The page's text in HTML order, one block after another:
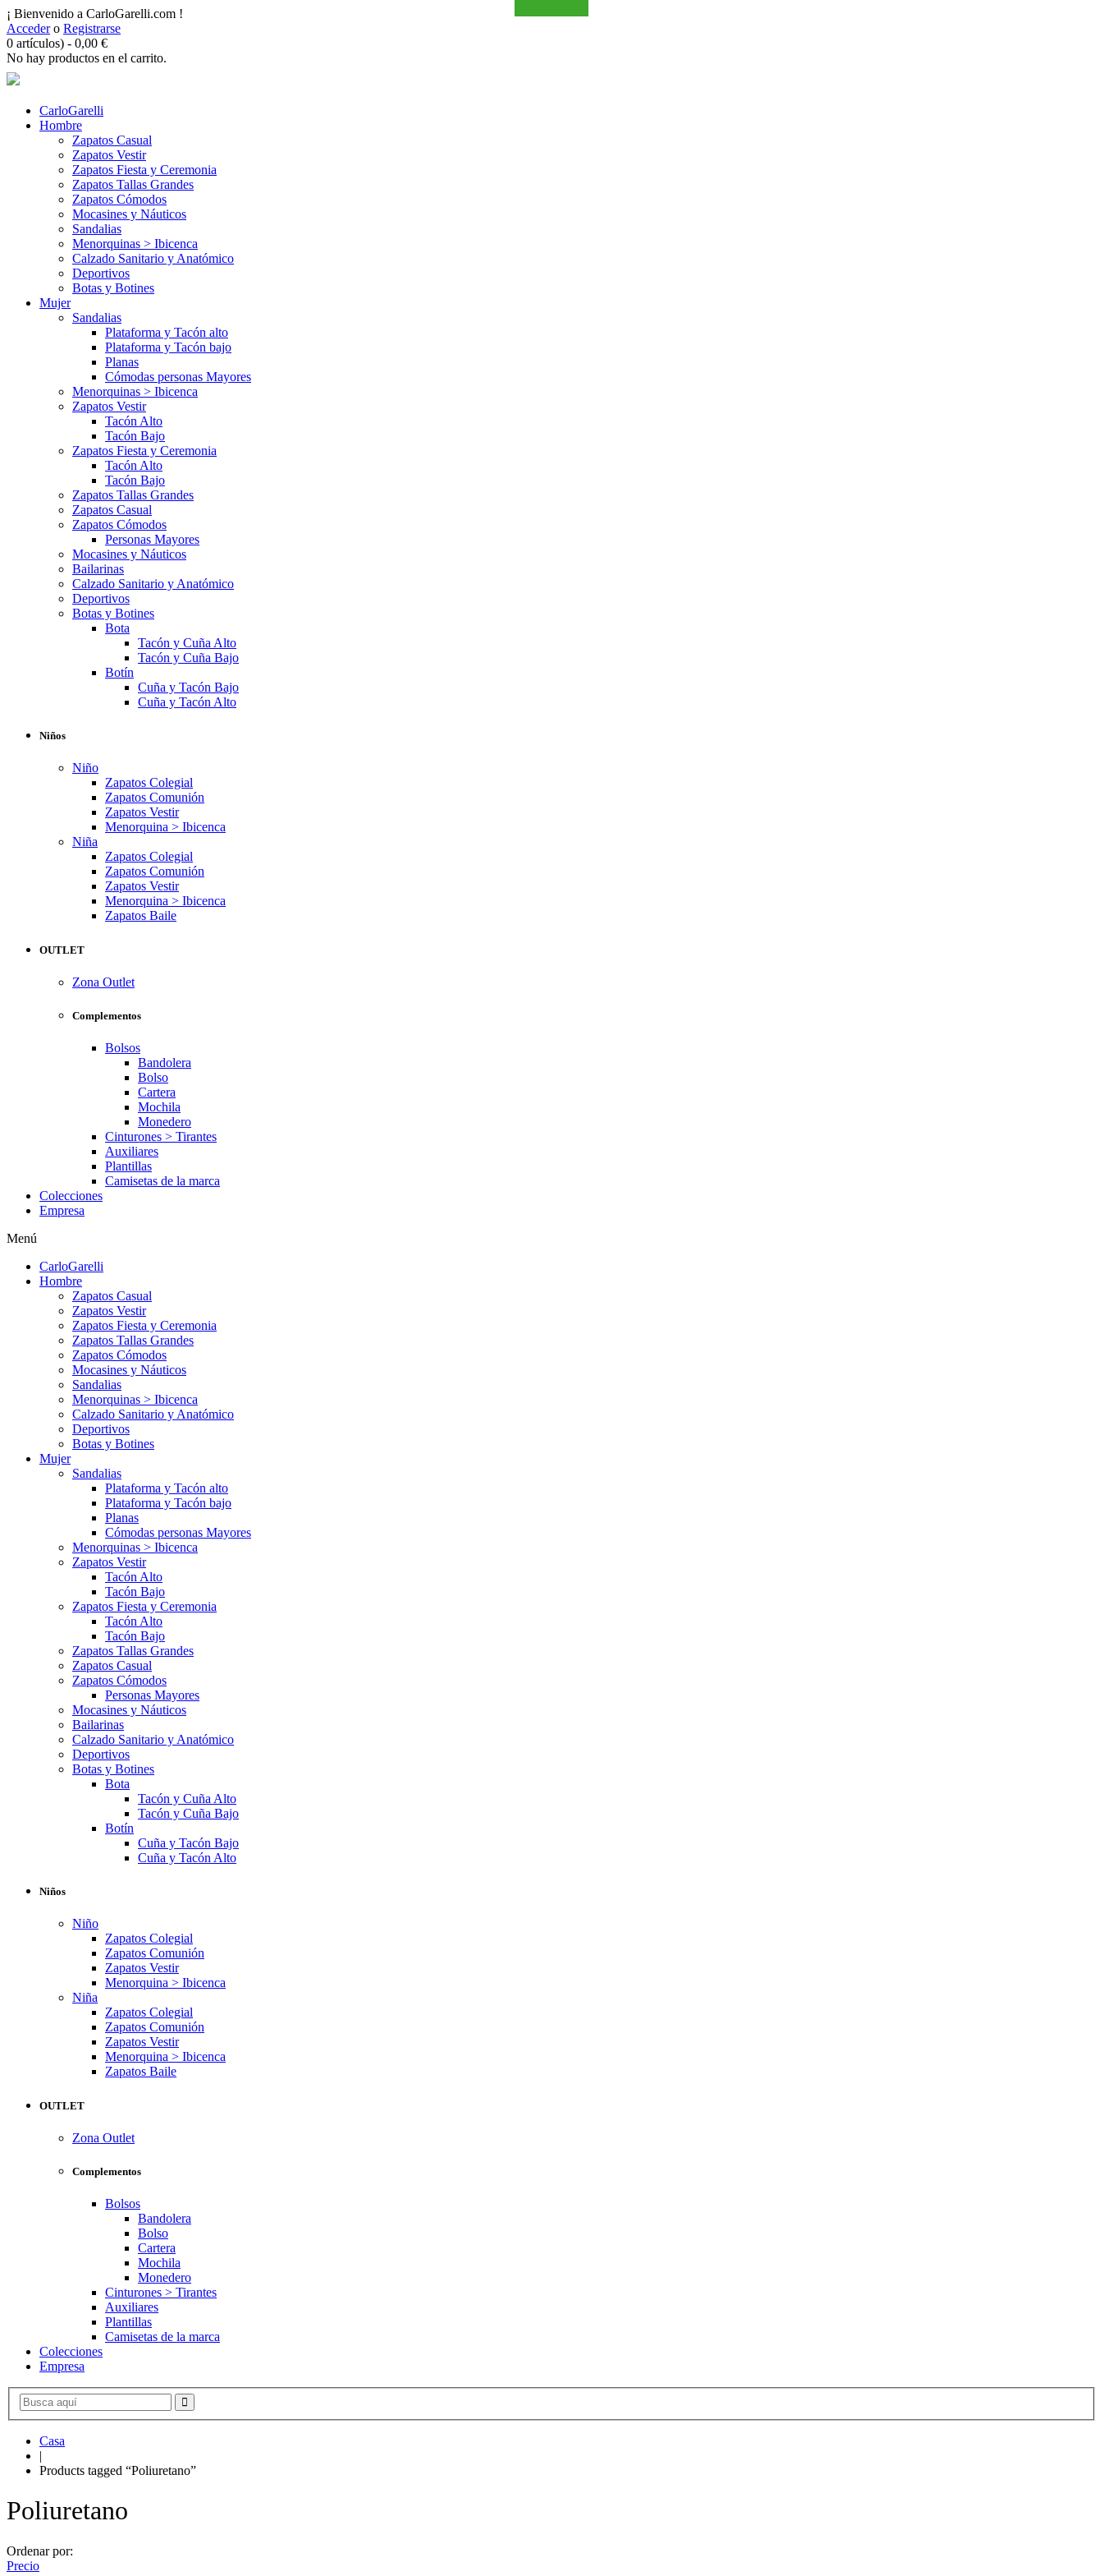
¡ Bienvenido a CarloGarelli.com !
Accedero Registrarse
0 artículos) - 0,00 €
No hay productos en el carrito.
CarloGarelli
Hombre
Zapatos Casual
Zapatos Vestir
Zapatos Fiesta y Ceremonia
Zapatos Tallas Grandes
Zapatos Cómodos
Mocasines y Náuticos
Sandalias
Menorquinas > Ibicenca
Calzado Sanitario y Anatómico
Deportivos
Botas y Botines
Mujer
Sandalias
Plataforma y Tacón alto
Plataforma y Tacón bajo
Planas
Cómodas personas Mayores
Menorquinas > Ibicenca
Zapatos Vestir
Tacón Alto
Tacón Bajo
Zapatos Fiesta y Ceremonia
Tacón Alto
Tacón Bajo
Zapatos Tallas Grandes
Zapatos Casual
Zapatos Cómodos
Personas Mayores
Mocasines y Náuticos
Bailarinas
Calzado Sanitario y Anatómico
Deportivos
Botas y Botines
Bota
Tacón y Cuña Alto
Tacón y Cuña Bajo
Botín
Cuña y Tacón Bajo
Cuña y Tacón Alto
Niños
Niño
Zapatos Colegial
Zapatos Comunión
Zapatos Vestir
Menorquina > Ibicenca
Niña
Zapatos Colegial
Zapatos Comunión
Zapatos Vestir
Menorquina > Ibicenca
Zapatos Baile
OUTLET
Zona Outlet
Complementos
Bolsos
Bandolera
Bolso
Cartera
Mochila
Monedero
Cinturones > Tirantes
Auxiliares
Plantillas
Camisetas de la marca
Colecciones
Empresa
Menú
CarloGarelli
Hombre
Zapatos Casual
Zapatos Vestir
Zapatos Fiesta y Ceremonia
Zapatos Tallas Grandes
Zapatos Cómodos
Mocasines y Náuticos
Sandalias
Menorquinas > Ibicenca
Calzado Sanitario y Anatómico
Deportivos
Botas y Botines
Mujer
Sandalias
Plataforma y Tacón alto
Plataforma y Tacón bajo
Planas
Cómodas personas Mayores
Menorquinas > Ibicenca
Zapatos Vestir
Tacón Alto
Tacón Bajo
Zapatos Fiesta y Ceremonia
Tacón Alto
Tacón Bajo
Zapatos Tallas Grandes
Zapatos Casual
Zapatos Cómodos
Personas Mayores
Mocasines y Náuticos
Bailarinas
Calzado Sanitario y Anatómico
Deportivos
Botas y Botines
Bota
Tacón y Cuña Alto
Tacón y Cuña Bajo
Botín
Cuña y Tacón Bajo
Cuña y Tacón Alto
Niños
Niño
Zapatos Colegial
Zapatos Comunión
Zapatos Vestir
Menorquina > Ibicenca
Niña
Zapatos Colegial
Zapatos Comunión
Zapatos Vestir
Menorquina > Ibicenca
Zapatos Baile
OUTLET
Zona Outlet
Complementos
Bolsos
Bandolera
Bolso
Cartera
Mochila
Monedero
Cinturones > Tirantes
Auxiliares
Plantillas
Camisetas de la marca
Colecciones
Empresa
Casa
|
Products tagged “Poliuretano”
Poliuretano
Ordenar por:
Precio